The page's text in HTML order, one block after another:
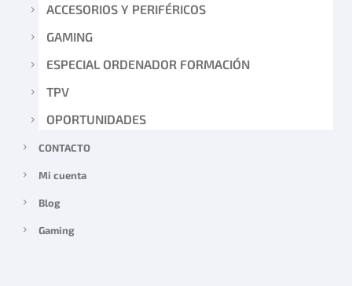
ACCESORIOS Y PERIFÉRICOS
GAMING
ESPECIAL ORDENADOR FORMACIÓN
TPV
OPORTUNIDADES
CONTACTO
Mi cuenta
Blog
Gaming